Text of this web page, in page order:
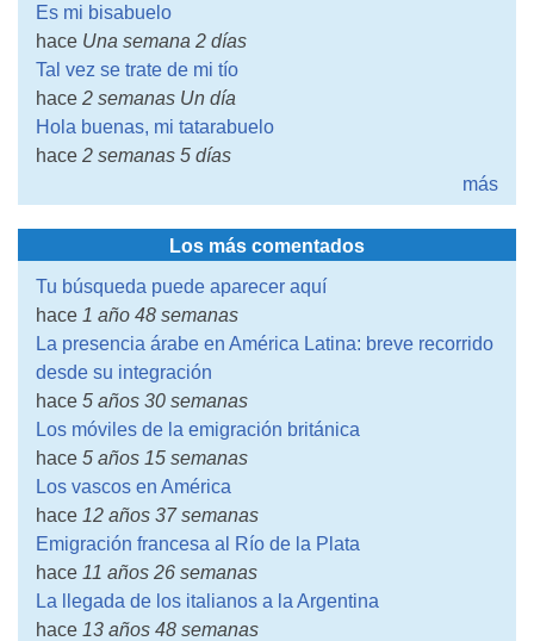
Es mi bisabuelo
hace Una semana 2 días
Tal vez se trate de mi tío
hace 2 semanas Un día
Hola buenas, mi tatarabuelo
hace 2 semanas 5 días
más
Los más comentados
Tu búsqueda puede aparecer aquí
hace 1 año 48 semanas
La presencia árabe en América Latina: breve recorrido
desde su integración
hace 5 años 30 semanas
Los móviles de la emigración británica
hace 5 años 15 semanas
Los vascos en América
hace 12 años 37 semanas
Emigración francesa al Río de la Plata
hace 11 años 26 semanas
La llegada de los italianos a la Argentina
hace 13 años 48 semanas